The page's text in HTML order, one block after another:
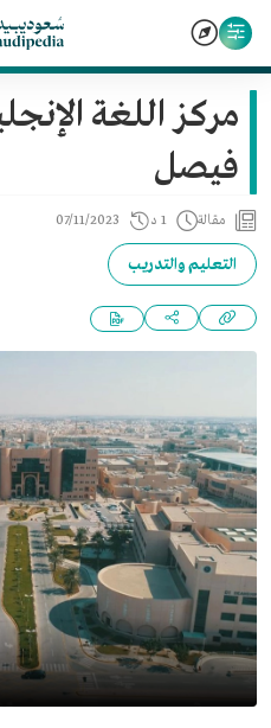
مركز اللغة
فيصل
مقالة 1 د 07/11/2023
التعليم والتدريب